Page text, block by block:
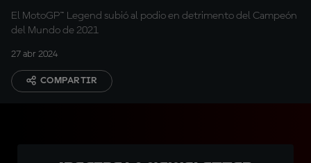
El MotoGP™ Legend subió al podio en detrimento del Campeón
del Mundo de 2021
27 abr 2024
COMPARTIR